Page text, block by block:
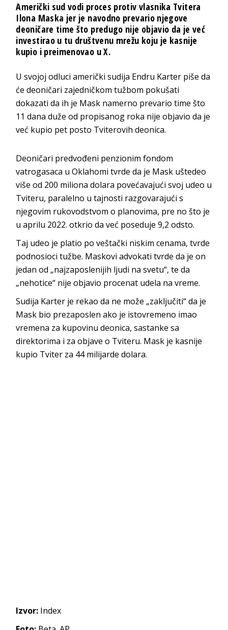
Američki sud vodi proces protiv vlasnika Tvitera
Ilona Maska jer je navodno prevario njegove
deoničare time što predugo nije objavio da je već
investirao u tu društvenu mrežu koju je kasnije
kupio i preimenovao u X.
U svojoj odluci američki sudija Endru Karter piše da
će deoničari zajedničkom tužbom pokušati
dokazati da ih je Mask namerno prevario time što
11 dana duže od propisanog roka nije objavio da je
već kupio pet posto Tviterovih deonica.
Deoničari predvođeni penzionim fondom
vatrogasaca u Oklahomi tvrde da je Mask uštedeo
više od 200 miliona dolara povećavajući svoj udeo u
Tviteru, paralelno u tajnosti razgovarajući s
njegovim rukovodstvom o planovima, pre no što je
u aprilu 2022. otkrio da već poseduje 9,2 odsto.
Taj udeo je platio po veštački niskim cenama, tvrde
podnosioci tužbe. Maskovi advokati tvrde da je on
jedan od „najzaposlenijih ljudi na svetu“, te da
„nehotice“ nije objavio procenat udela na vreme.
Sudija Karter je rekao da ne može „zaključiti“ da je
Mask bio prezaposlen ako je istovremeno imao
vremena za kupovinu deonica, sastanke sa
direktorima i za objave o Tviteru. Mask je kasnije
kupio Tviter za 44 milijarde dolara.
Izvor: Index